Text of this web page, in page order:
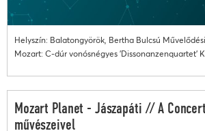
Helyszín: Balatongyörök, Bertha Bulcsú
Mozart: C-dúr vonósnégyes 'Dissonanzenquartet'
Mozart Planet - Jászapáti // A
művészeivel